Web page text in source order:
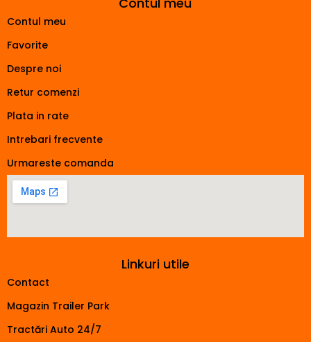
Contul meu
Favorite
Despre noi
Retur comenzi
Plata in rate
Intrebari frecvente
Urmareste comanda
Linkuri utile
Contact
Magazin Trailer Park
Tractări Auto 24/7